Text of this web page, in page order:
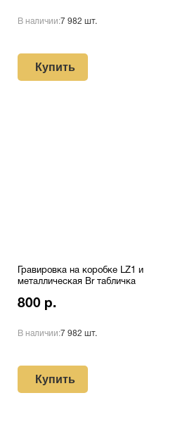
В наличии:7 982 шт.
Купить
Гравировка на коробке LZ1 и
металлическая Br табличка
800 р.
В наличии:7 982 шт.
Купить